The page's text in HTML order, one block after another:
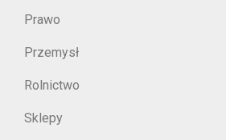
Prawo
Przemysł
Rolnictwo
Sklepy